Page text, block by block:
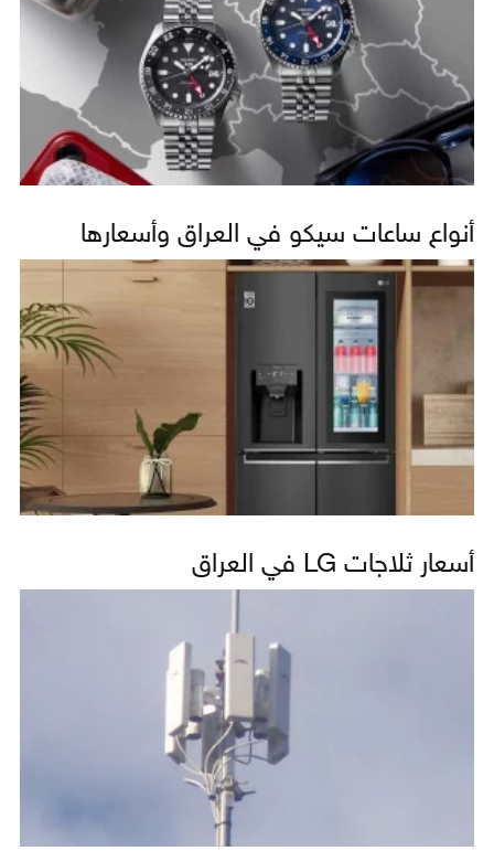
أنواع ساعات سيكو في العراق وأسعارها
أسعار ثلاجات LG في العراق